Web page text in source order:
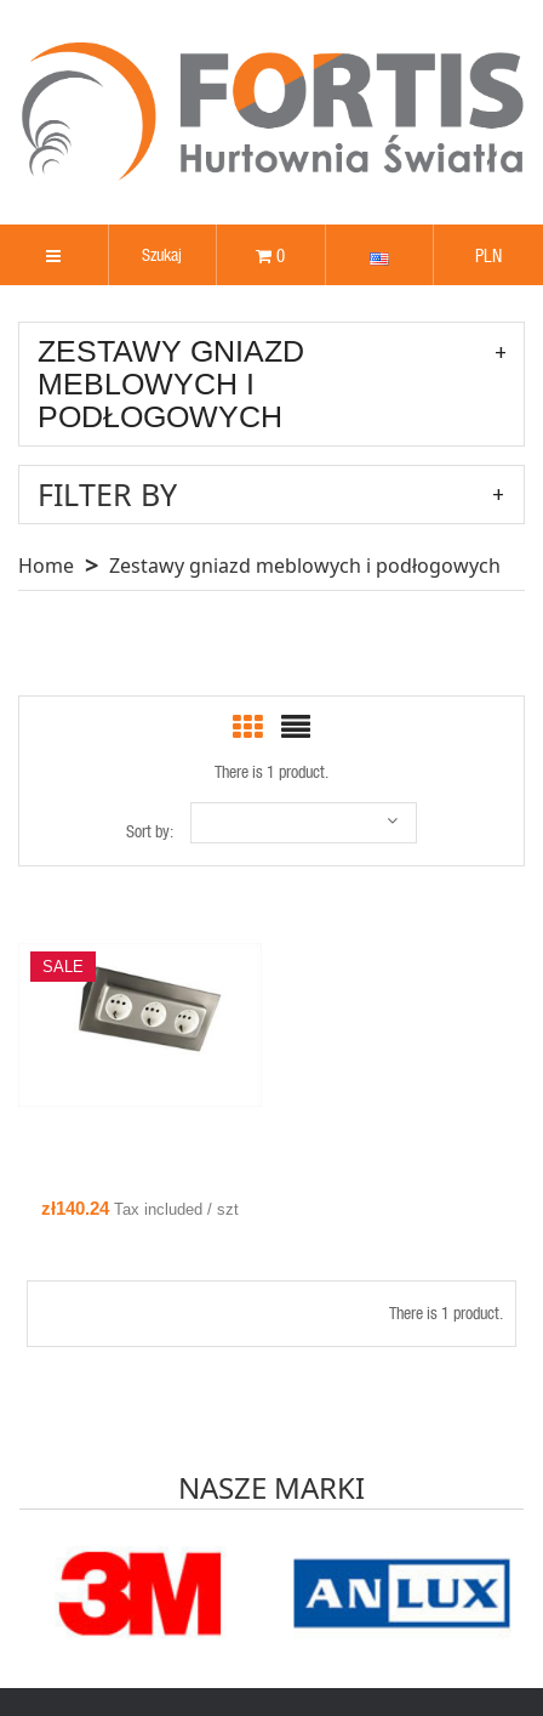
0 PLN
ZESTAWY GNIAZD
MEBLOWYCH I
PODŁOGOWYCH
FILTER BY
Home Zestawy gniazd meblowych i podłogowych
There is 1 product.
Sort by:
SALE
QUICK VIEW
zł140.24 Tax included / szt
There is 1 product.
NASZE MARKI